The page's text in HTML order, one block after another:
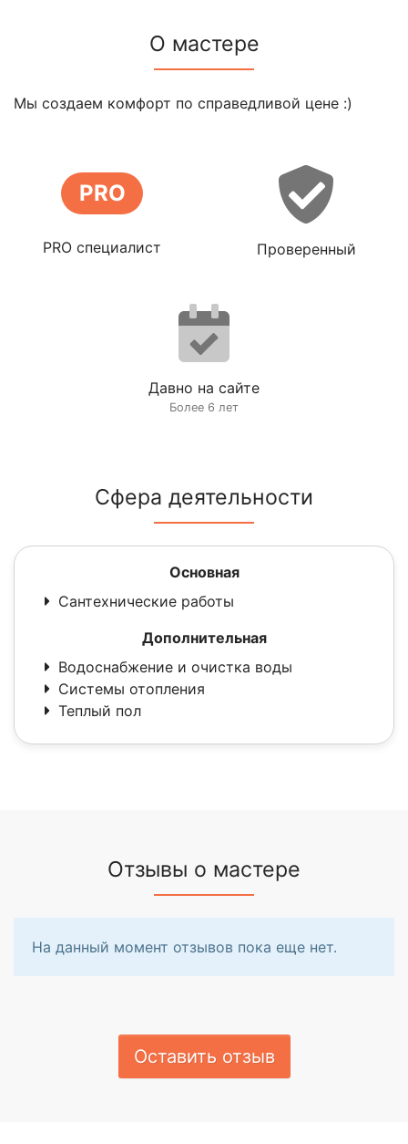
О мастере
Мы создаем комфорт по справедливой цене :)
PRO
PRO специалист Проверенный
Давно на сайте
Более 6 лет
Сфера деятельности
Основная
Сантехнические работы
Дополнительная
Водоснабжение и очистка воды
Системы отопления
Теплый пол
Отзывы о мастере
На данный момент отзывов пока еще нет.
Оставить отзыв